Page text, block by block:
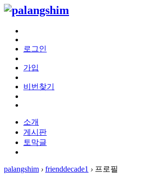
로그인
가입
비번찾기
소개
게시판
토막글
palangshim › frienddecade1 › 프로필